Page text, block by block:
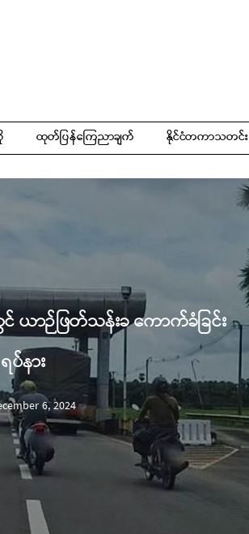
ထုတ်ပြန်ကြေညာချက် နိုင်ငံတကာသတင်း
ာဉ်ဖြတ်သန်းခ ကောက်ခံခြင်း
ရပ်နား
6, 2024